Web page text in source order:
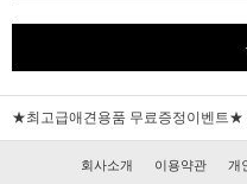
★최고급애견용품 무료증정이벤트★
회사소개 이용약관 개